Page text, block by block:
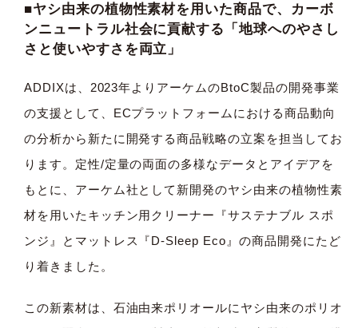
■ヤシ由来の植物性素材を用いた商品で、カーボ
ンニュートラル社会に貢献する「地球へのやさし
さと使いやすさを両立」
ADDIXは、2023年よりアーケムのBtoC製品の開発事業
の支援として、ECプラットフォームにおける商品動向
の分析から新たに開発する商品戦略の立案を担当してお
ります。定性/定量の両面の多様なデータとアイデアを
もとに、アーケム社として新開発のヤシ由来の植物性素
材を用いたキッチン用クリーナー『サステナブル スポ
ンジ』とマットレス『D-Sleep Eco』の商品開発にたど
り着きました。
この新素材は、石油由来ポリオールにヤシ由来のポリオ